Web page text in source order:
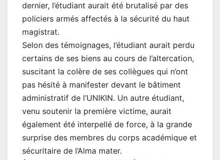
dernier, l’étudiant aurait été brutalisé par des
policiers armés affectés à la sécurité du haut
magistrat.
Selon des témoignages, l’étudiant aurait perdu
certains de ses biens au cours de l’altercation,
suscitant la colère de ses collègues qui n’ont
pas hésité à manifester devant le bâtiment
administratif de l’UNIKIN. Un autre étudiant,
venu soutenir la première victime, aurait
également été interpellé de force, à la grande
surprise des membres du corps académique et
sécuritaire de l’Alma mater.